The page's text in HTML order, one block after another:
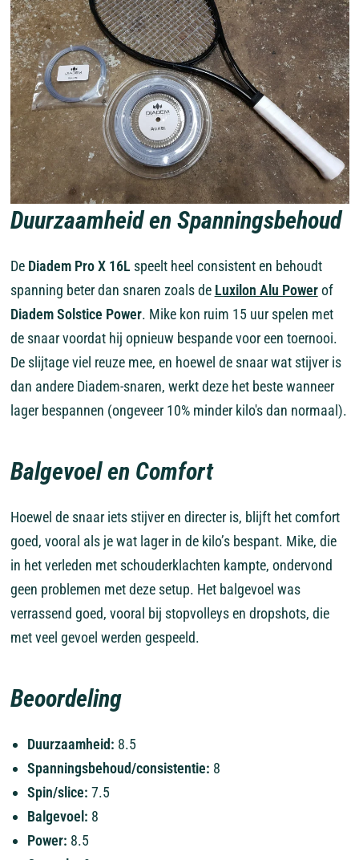
Duurzaamheid en Spanningsbehoud
De Diadem Pro X 16Lspeelt heel consistent en behoudt
spanning beter dan snaren zoals de Luxilon Alu Powerof
Diadem Solstice Power. Mike kon ruim 15 uur spelen met
de snaar voordat hij opnieuw bespande voor een toernooi.
De slijtage viel reuze mee, en hoewel de snaar wat stijver is
dan andere Diadem-snaren, werkt deze het beste wanneer
lager bespannen (ongeveer 10% minder kilo's dan normaal).
Balgevoel en Comfort
Hoewel de snaar iets stijver en directer is, blijft het comfort
goed, vooral als je wat lager in de kilo’s bespant. Mike, die
in het verleden met schouderklachten kampte, ondervond
geen problemen met deze setup. Het balgevoel was
verrassend goed, vooral bij stopvolleys en dropshots, die
met veel gevoel werden gespeeld.
Beoordeling
Duurzaamheid: 8.5
Spanningsbehoud/consistentie: 8
Spin/slice: 7.5
Balgevoel: 8
Power: 8.5